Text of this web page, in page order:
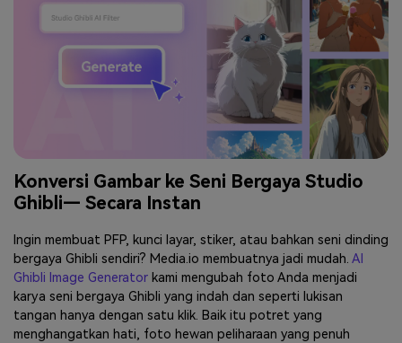
Konversi Gambar ke Seni Bergaya Studio
Ghibli— Secara Instan
Ingin membuat PFP, kunci layar, stiker, atau bahkan seni dinding
bergaya Ghibli sendiri? Media.io membuatnya jadi mudah. AI
Ghibli Image Generator kami mengubah foto Anda menjadi
karya seni bergaya Ghibli yang indah dan seperti lukisan
tangan hanya dengan satu klik. Baik itu potret yang
menghangatkan hati, foto hewan peliharaan yang penuh